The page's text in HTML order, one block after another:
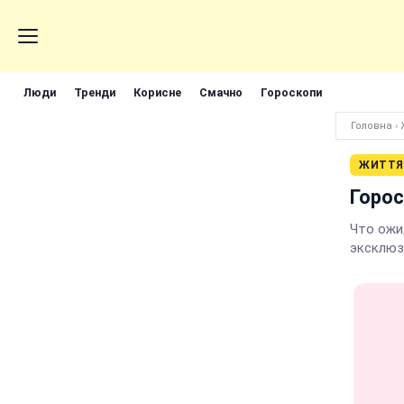
Люди Тренди Корисне Смачно Гороскопи
Головна ›
ЖИТТЯ
Что